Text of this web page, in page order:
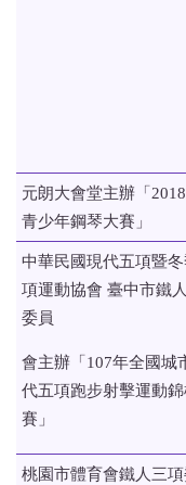
元朗大會堂主辦「
青少年鋼琴大賽」
中華民國現代五項暨
項運動協會 臺中市鐵
委員
會主辦「107年全國城
代五項跑步射擊運動
賽」
桃園市體育會鐵人三項